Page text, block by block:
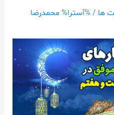
ها / %آسترا% محمدرضا